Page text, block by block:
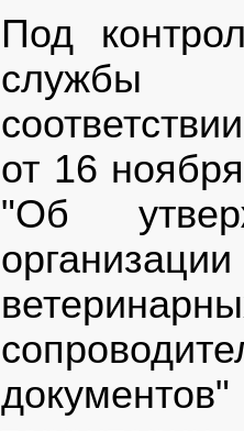
Под
службы
от 16
"Об